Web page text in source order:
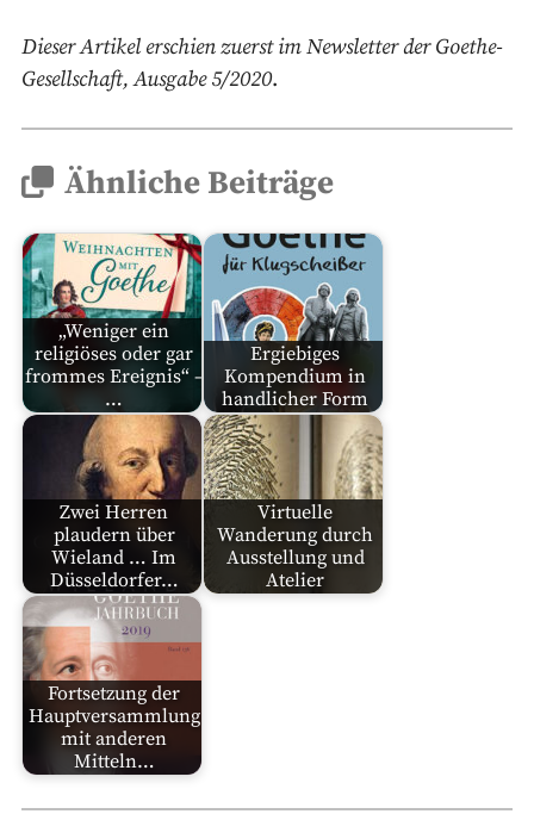
Dieser Artikel erschien zuerst im Newsletter der Goethe-
Gesellschaft, Ausgabe 5/2020.
Ähnliche Beiträge
„Weniger ein
religiöses oder gar
frommes Ereignis“ –
…
Ergiebiges
Kompendium in
handlicher Form
Zwei Herren
plaudern über
Wieland … Im
Düsseldorfer…
Virtuelle
Wanderung durch
Ausstellung und
Atelier
Fortsetzung der
Hauptversammlung
mit anderen
Mitteln…